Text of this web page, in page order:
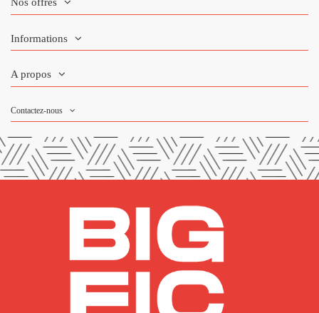
Nos offres
Informations
A propos
Contactez-nous